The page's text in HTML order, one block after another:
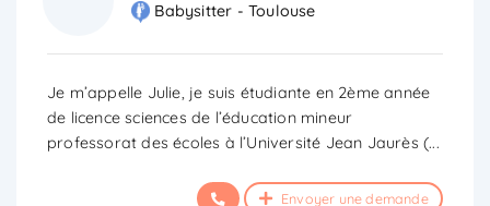
Babysitter - Toulouse
Je m’appelle Julie, je suis étudiante en 2ème année
de licence sciences de l’éducation mineur
professorat des écoles à l’Université Jean Jaurès (...
Envoyer une demande